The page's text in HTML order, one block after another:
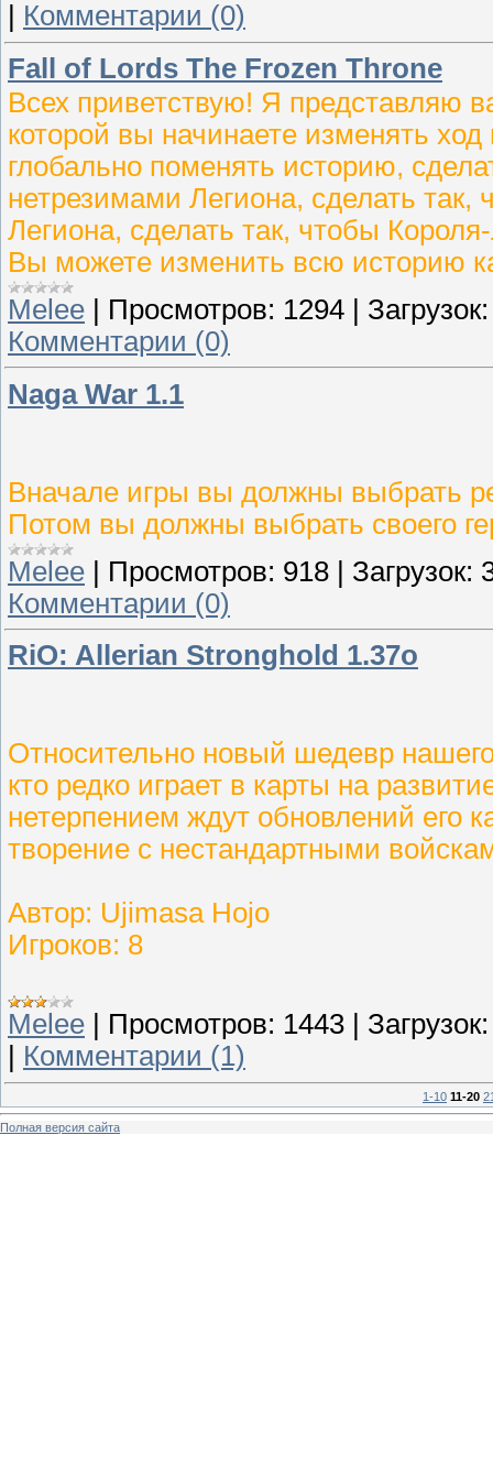
Комментарии (0)
Fall of Lords The Frozen Throne
Всех приветствую! Я представляю
которой вы начинаете изменять
глобально поменять историю,
нетрезимами Легиона, сделать так,
Легиона, сделать так, чтобы
Вы можете изменить всю историю
Melee
Просмотров: 1294
Загрузок:
Комментарии (0)
Naga War 1.1
Вначале игры вы должны выбрать
Потом вы должны выбрать своего
Melee | Просмотров: 918 | Загрузок:
Комментарии (0)
RiO: Allerian Stronghold 1.37o
Относительно новый шедевр
кто редко играет в карты на
нетерпением ждут обновлений его
творение с нестандартными
Автор: Ujimasa Hojo
Игроков: 8
Melee Просмотров: 1443
Загрузок:
Комментарии (1)
1-10 11-20
Полная версия сайта